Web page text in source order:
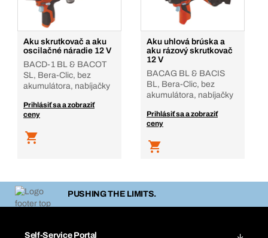
Aku skrutkovač a aku
oscilačné náradie 12 V
BACD-1 BL & BACOT
SL, Bera-Clic, bez
akumulátora, nabíjačky
Prihlásiť sa a zobraziť
ceny
Aku uhlová brúska a
aku rázový skrutkovač
12 V
BACAG BL & BACIS
BL, Bera-Clic, bez
akumulátora, nabíjačky
Prihlásiť sa a zobraziť
ceny
PUSHING THE LIMITS.
Self-Service Portal